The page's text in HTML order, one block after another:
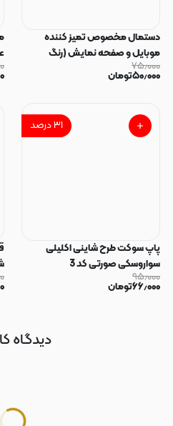
دستمال مخصوص تمیز کننده
موبایل و صفحه نمایش (رنگ
رندوم)
۷۵٫۰۰۰
۵۰٫۰۰۰تومان
۳۱درصد
پاپ سوکت طرح شاینی اکلیلی
سواروسکی صورتی کد 3
۹۵٫۰۰۰
۶۶٫۰۰۰تومان
دیدگاه